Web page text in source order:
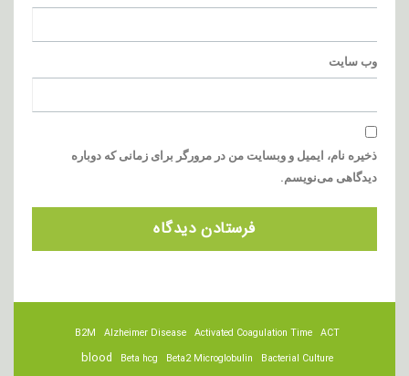
وب‌ سایت
ذخیره نام، ایمیل و وبسایت من در مرورگر برای زمانی که دوباره
دیدگاهی می‌نویسم.
ACT
Activated Coagulation Time
Alzheimer Disease
B2M
Bacterial Culture
Beta2 Microglobulin
Beta hcg
blood